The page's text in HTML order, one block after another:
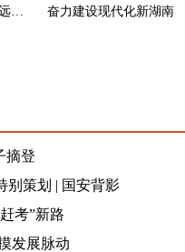
破难题促发展 改革永远在路上 奋力建设现代化新湖南
摘登
别策划 | 国安背影
考”新路
发展脉动